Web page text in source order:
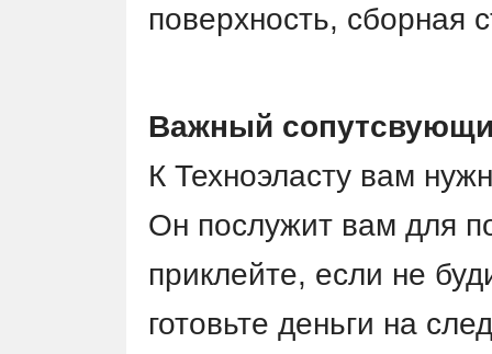
поверхность, сборная
Важный
К Техноэласту вам
Он послужит вам для
приклейте, если не
готовьте деньги на